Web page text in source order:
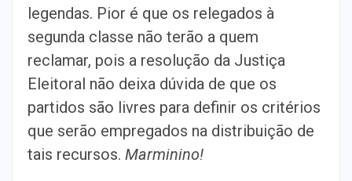
legendas. Pior é que os relegados à
segunda classe não terão a quem
reclamar, pois a resolução da Justiça
Eleitoral não deixa dúvida de que os
partidos são livres para definir os critérios
que serão empregados na distribuição de
tais recursos. Marminino!